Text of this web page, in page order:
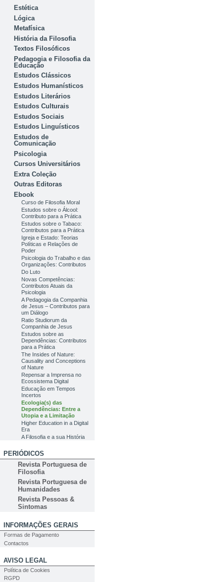
Estética
Lógica
Metafísica
História da Filosofia
Textos Filosóficos
Pedagogia e Filosofia da
Educação
Estudos Clássicos
Estudos Humanísticos
Estudos Literários
Estudos Culturais
Estudos Sociais
Estudos Linguísticos
Estudos de
Comunicação
Psicologia
Cursos Universitários
Extra Coleção
Outras Editoras
Ebook
Curso de Filosofia Moral
Estudos sobre o Álcool:
Contributo para a Prática
Estudos sobre o Tabaco:
Contributos para a Prática
Igreja e Estado: Teorias
Políticas e Relações de
Poder
Psicologia do Trabalho e das
Organizações: Contributos
Do Luto
Novas Competências:
Contributos Atuais da
Psicologia
A Pedagogia da Companhia
de Jesus – Contributos para
um Diálogo
Ratio Studiorum da
Companhia de Jesus
Estudos sobre as
Dependências: Contributos
para a Prática
The Insides of Nature:
Causality and Conceptions
of Nature
Repensar a Imprensa no
Ecossistema Digital
Educação em Tempos
Incertos
Ecologia(s) das
Dependências: Entre a
Utopia e a Limitação
Higher Education in a Digital
Era
A Filosofia e a sua História
PERIÓDICOS
Revista Portuguesa de
Filosofia
Revista Portuguesa de
Humanidades
Revista Pessoas &
Sintomas
INFORMAÇÕES GERAIS
Formas de Pagamento
Contactos
AVISO LEGAL
Política de Cookies
RGPD